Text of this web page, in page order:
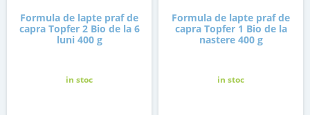
Formula de lapte praf de
capra Topfer 2 Bio de la 6
luni 400 g
in stoc
Formula de lapte praf de
capra Topfer 1 Bio de la
nastere 400 g
in stoc